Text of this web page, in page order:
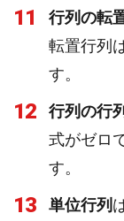
11 行列の転
転置行列
す。
12 行列の行
式がゼロ
す。
13 単位行列